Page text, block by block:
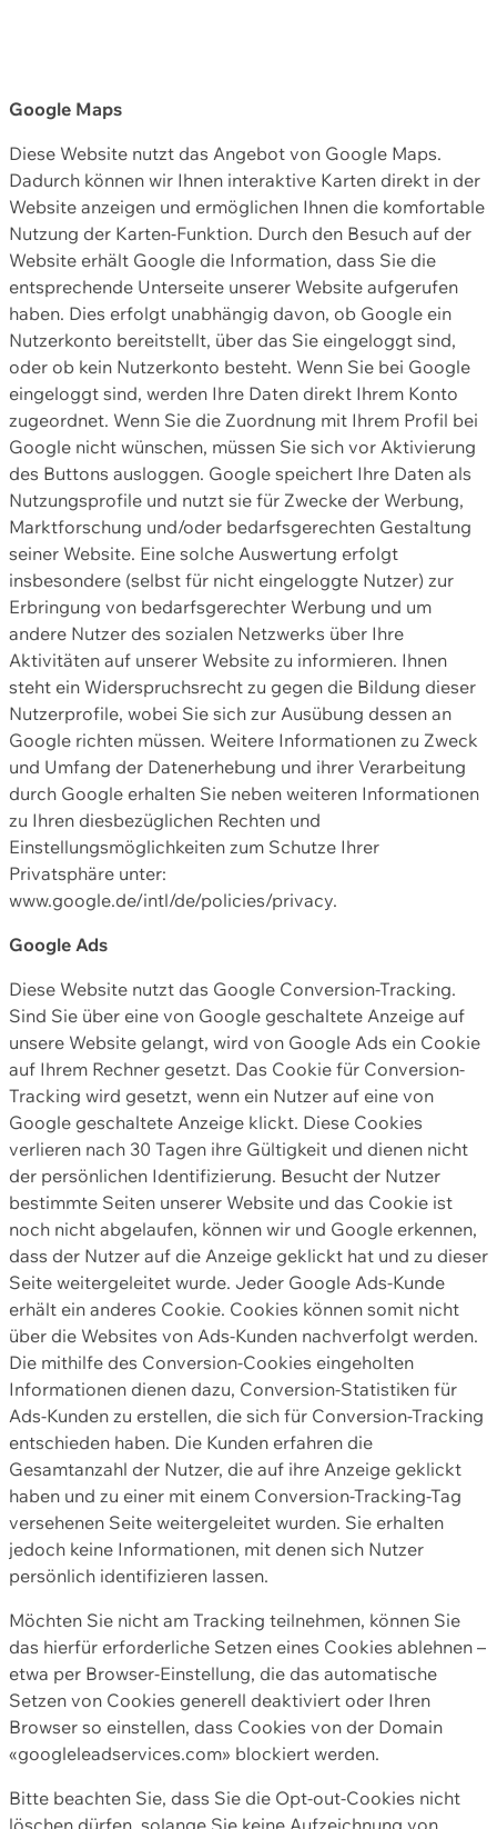
Google Maps
Diese Website nutzt das Angebot von Google Maps.
Dadurch können wir Ihnen interaktive Karten direkt in der
Website anzeigen und ermöglichen Ihnen die komfortable
Nutzung der Karten-Funktion. Durch den Besuch auf der
Website erhält Google die Information, dass Sie die
entsprechende Unterseite unserer Website aufgerufen
haben. Dies erfolgt unabhängig davon, ob Google ein
Nutzerkonto bereitstellt, über das Sie eingeloggt sind,
oder ob kein Nutzerkonto besteht. Wenn Sie bei Google
eingeloggt sind, werden Ihre Daten direkt Ihrem Konto
zugeordnet. Wenn Sie die Zuordnung mit Ihrem Profil bei
Google nicht wünschen, müssen Sie sich vor Aktivierung
des Buttons ausloggen. Google speichert Ihre Daten als
Nutzungsprofile und nutzt sie für Zwecke der Werbung,
Marktforschung und/oder bedarfsgerechten Gestaltung
seiner Website. Eine solche Auswertung erfolgt
insbesondere (selbst für nicht eingeloggte Nutzer) zur
Erbringung von bedarfsgerechter Werbung und um
andere Nutzer des sozialen Netzwerks über Ihre
Aktivitäten auf unserer Website zu informieren. Ihnen
steht ein Widerspruchsrecht zu gegen die Bildung dieser
Nutzerprofile, wobei Sie sich zur Ausübung dessen an
Google richten müssen. Weitere Informationen zu Zweck
und Umfang der Datenerhebung und ihrer Verarbeitung
durch Google erhalten Sie neben weiteren Informationen
zu Ihren diesbezüglichen Rechten und
Einstellungsmöglichkeiten zum Schutze Ihrer
Privatsphäre unter:
www.google.de/intl/de/policies/privacy.
Google Ads
Diese Website nutzt das Google Conversion-Tracking.
Sind Sie über eine von Google geschaltete Anzeige auf
unsere Website gelangt, wird von Google Ads ein Cookie
auf Ihrem Rechner gesetzt. Das Cookie für Conversion-
Tracking wird gesetzt, wenn ein Nutzer auf eine von
Google geschaltete Anzeige klickt. Diese Cookies
verlieren nach 30 Tagen ihre Gültigkeit und dienen nicht
der persönlichen Identifizierung. Besucht der Nutzer
bestimmte Seiten unserer Website und das Cookie ist
noch nicht abgelaufen, können wir und Google erkennen,
dass der Nutzer auf die Anzeige geklickt hat und zu dieser
Seite weitergeleitet wurde. Jeder Google Ads-Kunde
erhält ein anderes Cookie. Cookies können somit nicht
über die Websites von Ads-Kunden nachverfolgt werden.
Die mithilfe des Conversion-Cookies eingeholten
Informationen dienen dazu, Conversion-Statistiken für
Ads-Kunden zu erstellen, die sich für Conversion-Tracking
entschieden haben. Die Kunden erfahren die
Gesamtanzahl der Nutzer, die auf ihre Anzeige geklickt
haben und zu einer mit einem Conversion-Tracking-Tag
versehenen Seite weitergeleitet wurden. Sie erhalten
jedoch keine Informationen, mit denen sich Nutzer
persönlich identifizieren lassen.
Möchten Sie nicht am Tracking teilnehmen, können Sie
das hierfür erforderliche Setzen eines Cookies ablehnen –
etwa per Browser-Einstellung, die das automatische
Setzen von Cookies generell deaktiviert oder Ihren
Browser so einstellen, dass Cookies von der Domain
«googleleadservices.com» blockiert werden.
Bitte beachten Sie, dass Sie die Opt-out-Cookies nicht